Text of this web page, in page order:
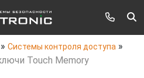
» Системы контроля доступа »
Touch Memory